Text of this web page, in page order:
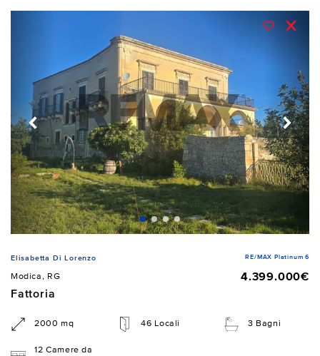
Elisabetta Di Lorenzo RE/MAX Platinum 6
Modica, RG
4.399.000€
Fattoria
2000 mq 46 Locali 3 Bagni
12 Camere da